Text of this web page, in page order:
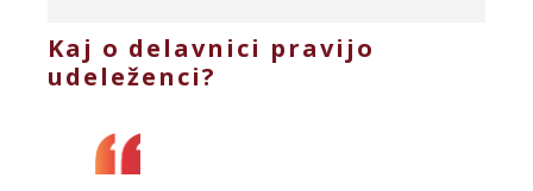
Kaj o delavnici pravijo
udeleženci?